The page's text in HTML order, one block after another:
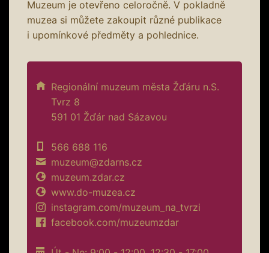
Muzeum je otevřeno celoročně. V pokladně
muzea si můžete zakoupit různé publikace
i upomínkové předměty a pohlednice.
Regionální muzeum města Žďáru n.S.
Tvrz 8
591 01 Žďár nad Sázavou
566 688 116
muzeum@zdarns.cz
muzeum.zdar.cz
www.do-muzea.cz
instagram.com/muzeum_na_tvrzi
facebook.com/muzeumzdar